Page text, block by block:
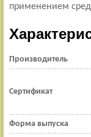
применением
Производитель
Сертификат
Форма выпуска